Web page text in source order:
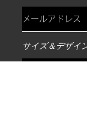
サイズ＆デザイ